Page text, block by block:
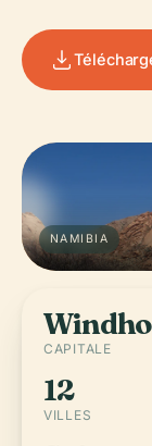
NAMIBIA
CAPITALE
12
VILLES